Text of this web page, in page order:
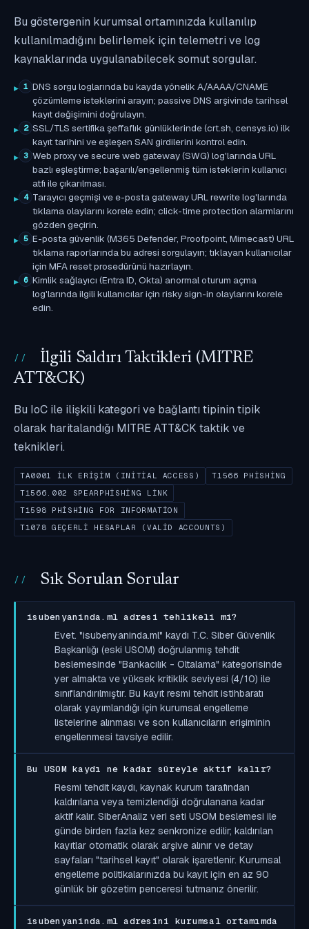
Bu göstergenin kurumsal ortamınızda kullanılıp
kullanılmadığını belirlemek için telemetri ve log
kaynaklarında uygulanabilecek somut sorgular.
1 DNS sorgu loglarında bu kayda yönelik A/AAAA/CNAME
çözümleme isteklerini arayın; passive DNS arşivinde tarihsel
kayıt değişimini doğrulayın.
2 SSL/TLS sertifika şeffaflık günlüklerinde (crt.sh, censys.io) ilk
kayıt tarihini ve eşleşen SAN girdilerini kontrol edin.
3 Web proxy ve secure web gateway (SWG) log'larında URL
bazlı eşleştirme; başarılı/engellenmiş tüm isteklerin kullanıcı
atfı ile çıkarılması.
4 Tarayıcı geçmişi ve e-posta gateway URL rewrite log'larında
tıklama olaylarını korele edin; click-time protection alarmlarını
gözden geçirin.
5 E-posta güvenlik (M365 Defender, Proofpoint, Mimecast) URL
tıklama raporlarında bu adresi sorgulayın; tıklayan kullanıcılar
için MFA reset prosedürünü hazırlayın.
6 Kimlik sağlayıcı (Entra ID, Okta) anormal oturum açma
log'larında ilgili kullanıcılar için risky sign-in olaylarını korele
edin.
İlgili Saldırı Taktikleri (MITRE
ATT&CK)
Bu IoC ile ilişkili kategori ve bağlantı tipinin tipik
olarak haritalandığı MITRE ATT&CK taktik ve
teknikleri.
TA0001 İLK ERIŞIM (INITIAL ACCESS)
T1566 PHISHING
T1566.002 SPEARPHISHING LINK
T1598 PHISHING FOR INFORMATION
T1078 GEÇERLI HESAPLAR (VALID ACCOUNTS)
Sık Sorulan Sorular
isubenyaninda.ml adresi tehlikeli mi?
Evet. "isubenyaninda.ml" kaydı T.C. Siber Güvenlik
Başkanlığı (eski USOM) doğrulanmış tehdit
beslemesinde "Bankacılık - Oltalama" kategorisinde
yer almakta ve yüksek kritiklik seviyesi (4/10) ile
sınıflandırılmıştır. Bu kayıt resmi tehdit istihbaratı
olarak yayımlandığı için kurumsal engelleme
listelerine alınması ve son kullanıcıların erişiminin
engellenmesi tavsiye edilir.
Bu USOM kaydı ne kadar süreyle aktif kalır?
Resmi tehdit kaydı, kaynak kurum tarafından
kaldırılana veya temizlendiği doğrulanana kadar
aktif kalır. SiberAnaliz veri seti USOM beslemesi ile
günde birden fazla kez senkronize edilir; kaldırılan
kayıtlar otomatik olarak arşive alınır ve detay
sayfaları "tarihsel kayıt" olarak işaretlenir. Kurumsal
engelleme politikalarınızda bu kayıt için en az 90
günlük bir gözetim penceresi tutmanız önerilir.
isubenyaninda.ml adresini kurumsal ortamımda